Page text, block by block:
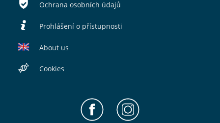
Ochrana osobních údajů
Prohlášení o přístupnosti
About us
Cookies